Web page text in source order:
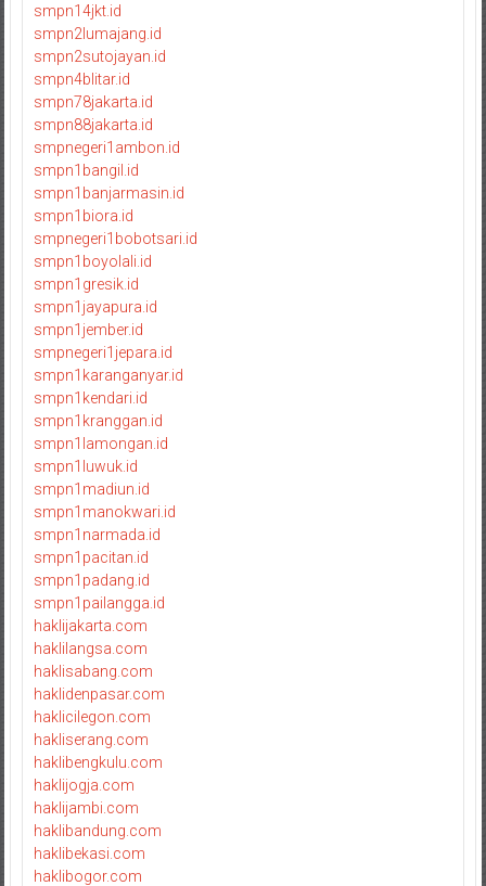
smpn14jkt.id
smpn2lumajang.id
smpn2sutojayan.id
smpn4blitar.id
smpn78jakarta.id
smpn88jakarta.id
smpnegeri1ambon.id
smpn1bangil.id
smpn1banjarmasin.id
smpn1biora.id
smpnegeri1bobotsari.id
smpn1boyolali.id
smpn1gresik.id
smpn1jayapura.id
smpn1jember.id
smpnegeri1jepara.id
smpn1karanganyar.id
smpn1kendari.id
smpn1kranggan.id
smpn1lamongan.id
smpn1luwuk.id
smpn1madiun.id
smpn1manokwari.id
smpn1narmada.id
smpn1pacitan.id
smpn1padang.id
smpn1pailangga.id
haklijakarta.com
haklilangsa.com
haklisabang.com
haklidenpasar.com
haklicilegon.com
hakliserang.com
haklibengkulu.com
haklijogja.com
haklijambi.com
haklibandung.com
haklibekasi.com
haklibogor.com